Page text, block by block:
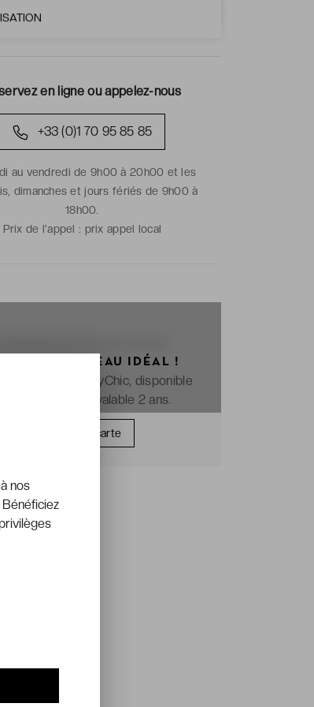
en ligne ou appelez-nous
+33 (0)1 70 95 85 85
au vendredi de 9h00 à 20h00 et les
dimanches et jours fériés de 9h00 à
18h00.
Prix de l'appel : prix appel local
LE CADEAU IDÉAL !
carte cadeau VeryChic, disponible
immédiatement et valable 2 ans.
Offrir une carte
nos